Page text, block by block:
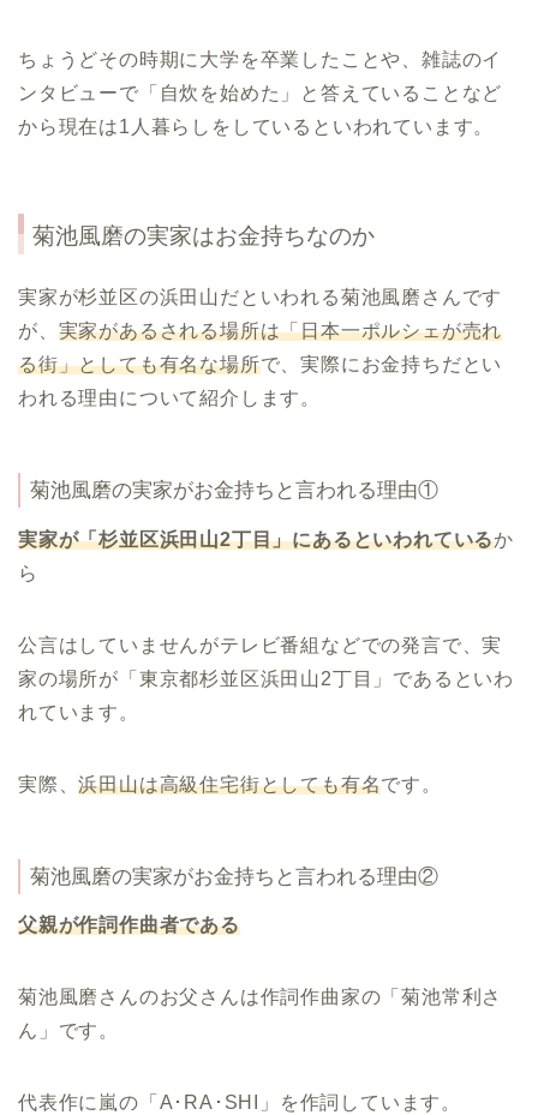
ちょうどその時期に大学を卒業したことや、雑誌のイ
ンタビューで「自炊を始めた」と答えていることなど
から現在は1人暮らしをしているといわれています。
菊池風磨の実家はお金持ちなのか
実家が杉並区の浜田山だといわれる菊池風磨さんです
が、 実家があるされる場所は「日本一ポルシェが売れ
る街」としても有名な場所で、実際にお金持ちだとい
われる理由について紹介します。
菊池風磨の実家がお金持ちと言われる理由①
実家が「杉並区浜田山2丁目」にあるといわれているか
ら
公言はしていませんがテレビ番組などでの発言で、実
家の場所が「東京都杉並区浜田山2丁目」であるといわ
れています。
実際、浜田山は高級住宅街としても有名です。
菊池風磨の実家がお金持ちと言われる理由②
父親が作詞作曲者である
菊池風磨さんのお父さんは作詞作曲家の「菊池常利さ
ん」です。
代表作に嵐の「A･RA･SHI」を作詞しています。